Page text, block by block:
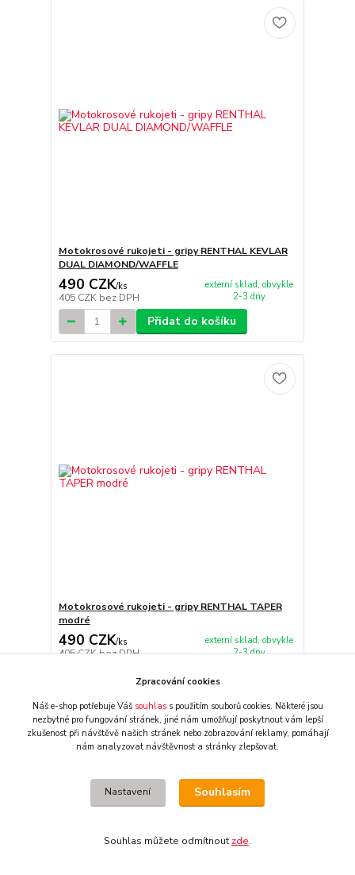
Motokrosové rukojeti - gripy RENTHAL KEVLAR
DUAL DIAMOND/WAFFLE
490 CZK/ks
405 CZK bez DPH
externí sklad, obvykle
2-3 dny
Přidat do košíku
Motokrosové rukojeti - gripy RENTHAL TAPER
modré
490 CZK/ks
405 CZKbez DPH
externí sklad, obvykle
2-3 dny
Přidat do košíku
Zpracování cookies
Náš e-shop potřebuje Váš souhlass použitím souborů cookies. Některé jsou
nezbytné pro fungování stránek, jiné nám umožňují poskytnout vám lepší
zkušenost při návštěvě našich stránek nebo zobrazování reklamy, pomáhají
nám analyzovat návštěvnost a stránky zlepšovat.
Nastavení Souhlasím
Souhlas můžete odmítnout zde.